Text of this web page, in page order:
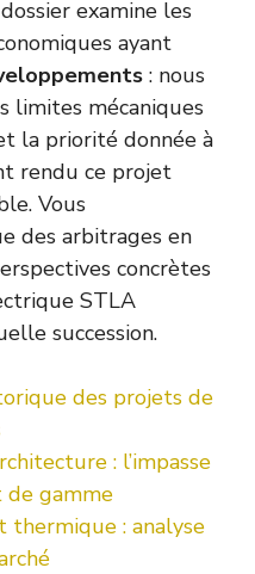
examine les
ayant
: nous
limites mécaniques
la priorité donnée à
rendu ce projet
Vous
des arbitrages en
concrètes
STLA
succession.
des projets de
: l’impasse
gamme
thermique : analyse